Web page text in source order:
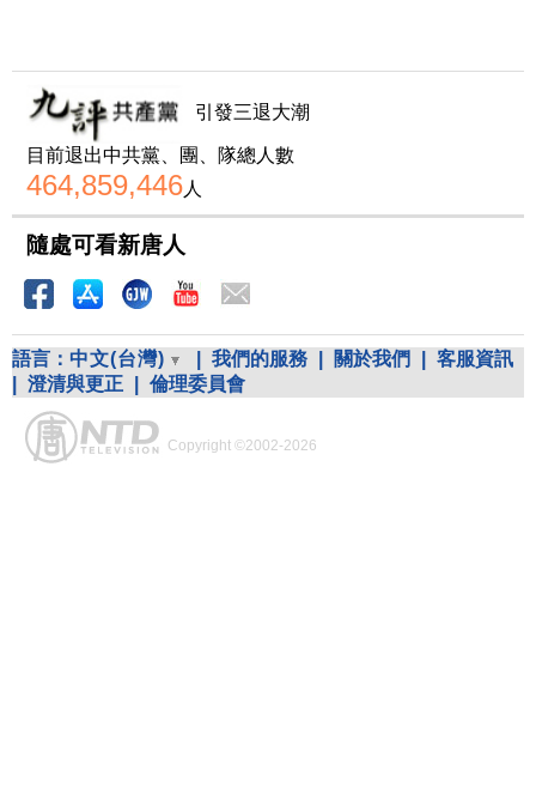
引發三退大潮
目前退出中共黨、團、隊總人數
464,859,446人
隨處可看新唐人
語言： 中文(台灣) 我們的服務 關於我們
客服資訊
澄清與更正 倫理委員會
Copyright ©2002-2026